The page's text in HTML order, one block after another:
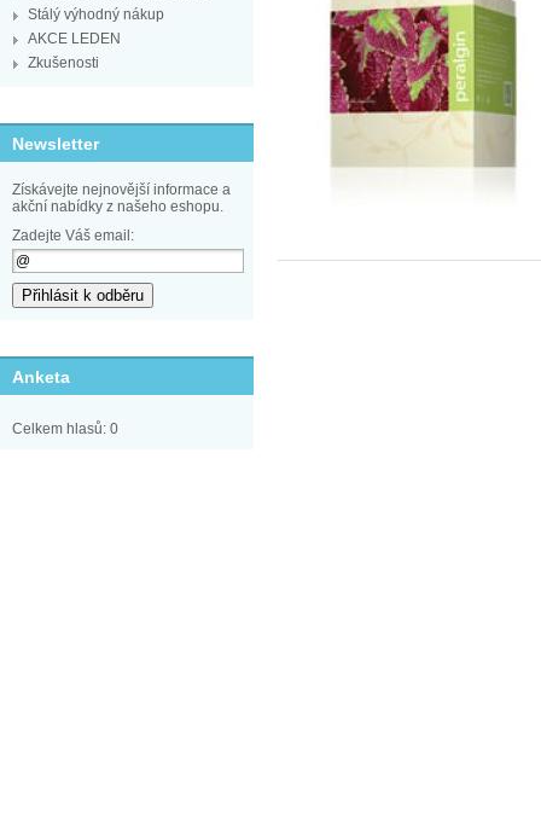
Stálý výhodný nákup
AKCE LEDEN
Zkušenosti
Newsletter
Získávejte nejnovější informace a
akční nabídky z našeho eshopu.
Zadejte Váš email:
Anketa
Celkem hlasů: 0